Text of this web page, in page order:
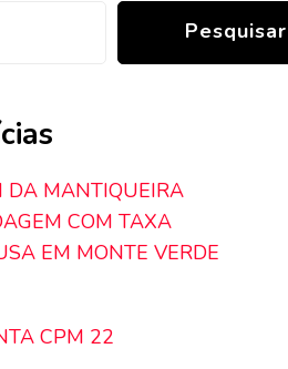
Pesquisar
DA MANTIQUEIRA
COM TAXA
EM MONTE VERDE
CPM 22